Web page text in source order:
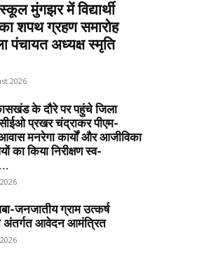
मुंगझर में विद्यार्थी
शपथ ग्रहण समारोह
पंचायत अध्यक्ष स्मृति
2026
के दौरे पर पहुंचे जिला
प्रखर चंद्राकर पीएम-
मनरेगा कार्यों और आजीविका
का किया निरीक्षण स्व-
जनजातीय ग्राम उत्कर्ष
अंतर्गत आवेदन आमंत्रित